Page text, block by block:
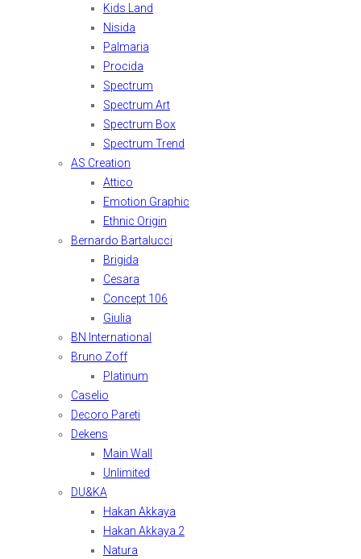
Kids Land
Nisida
Palmaria
Procida
Spectrum
Spectrum Art
Spectrum Box
Spectrum Trend
AS Creation
Attico
Emotion Graphic
Ethnic Origin
Bernardo Bartalucci
Brigida
Cesara
Concept 106
Giulia
BN International
Bruno Zoff
Platinum
Caselio
Decoro Pareti
Dekens
Main Wall
Unlimited
DU&KA
Hakan Akkaya
Hakan Akkaya 2
Natura